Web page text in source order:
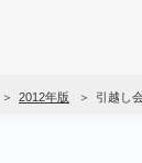
2012年版 引越し